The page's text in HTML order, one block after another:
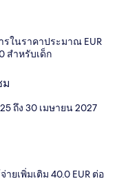
รในราคาประมาณ EUR
สำหรับเด็ก
ม
ถึง 30 เมษายน 2027
ยเพิ่มเติม 40.0 EUR ต่อ